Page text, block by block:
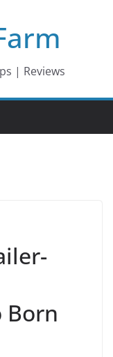
| Reviews
Born